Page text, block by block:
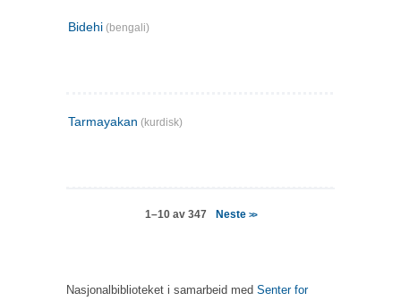
Bidehi (bengali)
Tarmayakan (kurdisk)
1–10 av 347 Neste >>
Nasjonalbiblioteket i samarbeid med Senter for